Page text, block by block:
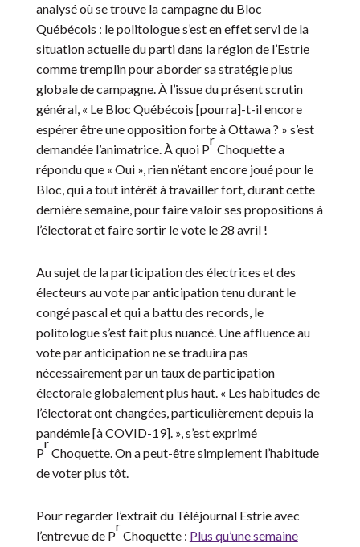
analysé où se trouve la campagne du Bloc
Québécois : le politologue s’est en effet servi de la
situation actuelle du parti dans la région de l’Estrie
comme tremplin pour aborder sa stratégie plus
globale de campagne. À l’issue du présent scrutin
général, « Le Bloc Québécois [pourra]-t-il encore
espérer être une opposition forte à Ottawa ? » s’est
demandée l’animatrice. À quoi P
r
Choquette a
répondu que « Oui », rien n’étant encore joué pour le
Bloc, qui a tout intérêt à travailler fort, durant cette
dernière semaine, pour faire valoir ses propositions à
l’électorat et faire sortir le vote le 28 avril !
Au sujet de la participation des électrices et des
électeurs au vote par anticipation tenu durant le
congé pascal et qui a battu des records, le
politologue s’est fait plus nuancé. Une affluence au
vote par anticipation ne se traduira pas
nécessairement par un taux de participation
électorale globalement plus haut. « Les habitudes de
l’électorat ont changées, particulièrement depuis la
pandémie [à COVID-19]. », s’est exprimé
P
r
Choquette. On a peut-être simplement l’habitude
de voter plus tôt.
Pour regarder l’extrait du Téléjournal Estrie avec
l’entrevue de P
r
Choquette : Plus qu’une semaine